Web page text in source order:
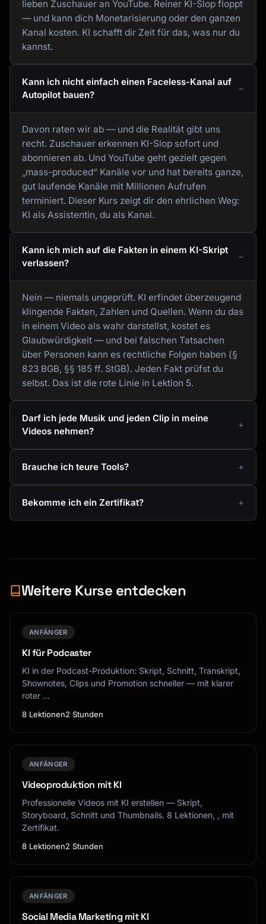
lieben Zuschauer an YouTube. Reiner KI-Slop floppt
— und kann dich Monetarisierung oder den ganzen
Kanal kosten. KI schafft dir Zeit für das, was nur du
kannst.
Kann ich nicht einfach einen Faceless-Kanal auf
Autopilot bauen?
Davon raten wir ab — und die Realität gibt uns
recht. Zuschauer erkennen KI-Slop sofort und
abonnieren ab. Und YouTube geht gezielt gegen
„mass-produced“ Kanäle vor und hat bereits ganze,
gut laufende Kanäle mit Millionen Aufrufen
terminiert. Dieser Kurs zeigt dir den ehrlichen Weg:
KI als Assistentin, du als Kanal.
Kann ich mich auf die Fakten in einem KI-Skript
verlassen?
Nein — niemals ungeprüft. KI erfindet überzeugend
klingende Fakten, Zahlen und Quellen. Wenn du das
in einem Video als wahr darstellst, kostet es
Glaubwürdigkeit — und bei falschen Tatsachen
über Personen kann es rechtliche Folgen haben (§
823 BGB, §§ 185 ff. StGB). Jeden Fakt prüfst du
selbst. Das ist die rote Linie in Lektion 5.
Darf ich jede Musik und jeden Clip in meine
Videos nehmen?
Brauche ich teure Tools?
Bekomme ich ein Zertifikat?
Weitere Kurse entdecken
ANFÄNGER
KI für Podcaster
KI in der Podcast-Produktion: Skript, Schnitt, Transkript,
Shownotes, Clips und Promotion schneller — mit klarer
roter …
8 Lektionen2 Stunden
ANFÄNGER
Videoproduktion mit KI
Professionelle Videos mit KI erstellen — Skript,
Storyboard, Schnitt und Thumbnails. 8 Lektionen, , mit
Zertifikat.
8 Lektionen2 Stunden
ANFÄNGER
Social Media Marketing mit KI